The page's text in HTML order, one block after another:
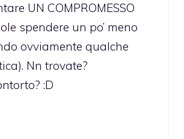
UN COMPROMESSO
spendere un po’ meno
ovviamente qualche
Nn trovate?
:D